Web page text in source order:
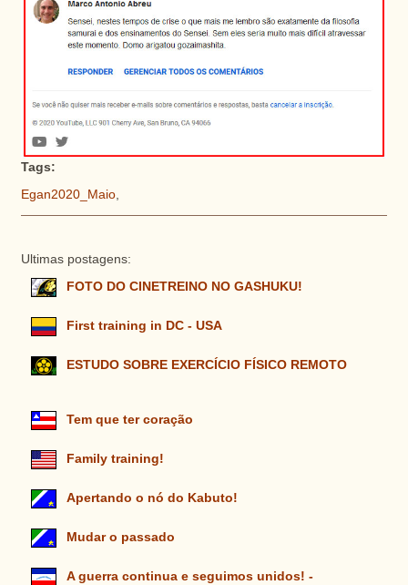
Tags:
Egan2020_Maio,
Ultimas postagens:
FOTO DO CINETREINO NO GASHUKU!
First training in DC - USA
ESTUDO SOBRE EXERCÍCIO FÍSICO REMOTO
Tem que ter coração
Family training!
Apertando o nó do Kabuto!
Mudar o passado
A guerra continua e seguimos unidos! -